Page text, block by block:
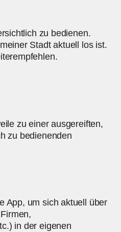
zu bedienen.
Stadt aktuell los ist.
zu einer ausgereiften,
zu bedienenden
App, um sich aktuell über
in der eigenen